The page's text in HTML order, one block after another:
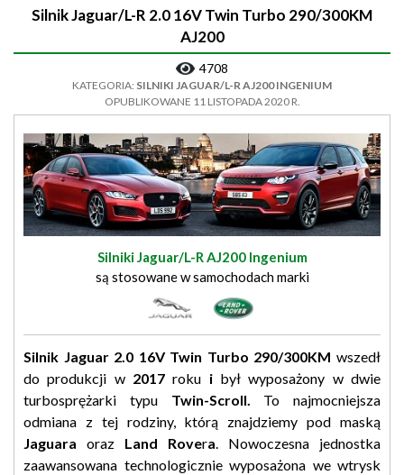
Silnik Jaguar/L-R 2.0 16V Twin Turbo 290/300KM
AJ200
4708
KATEGORIA: SILNIKI JAGUAR/L-R AJ200 INGENIUM
OPUBLIKOWANE 11 LISTOPADA 2020 R.
Silniki Jaguar/L-R AJ200 Ingenium
są stosowane w samochodach marki
Silnik Jaguar 2.0 16V Twin Turbo 290/300KM wszedł
do produkcji w 2017 roku ibył wyposażony w dwie
turbosprężarki typu Twin-Scroll. To najmocniejsza
odmiana z tej rodziny, którą znajdziemy pod maską
Jaguara oraz Land Rovera. Nowoczesna jednostka
zaawansowana technologicznie wyposażona we wtrysk